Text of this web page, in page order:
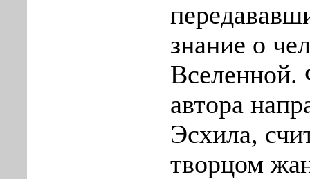
знание о
Вселенной.
автора
Эсхила,
творцом